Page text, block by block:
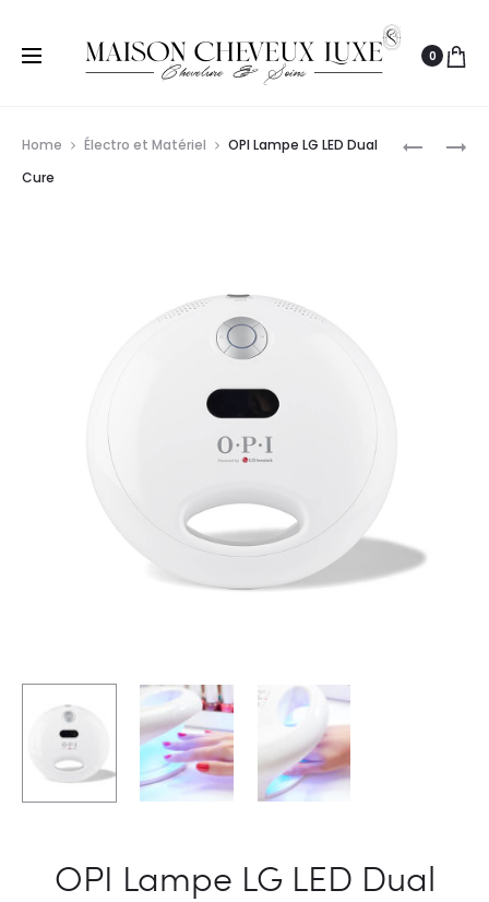
0
BABYLISS
Home Électro et Matériel
OPI Lampe LG LED Dual
Cure
OPI Lampe LG LED Dual